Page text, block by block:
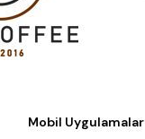
Mobil Uygulamalar